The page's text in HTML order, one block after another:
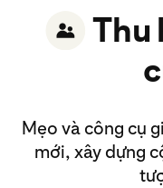
Thu
Mẹo và công cụ
mới, xây dựng